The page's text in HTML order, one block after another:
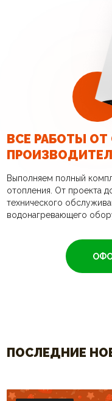
ВСЕ РАБОТЫ
Выполняем полный
отопления. От проекта
технического
водонагревающего
ПОСЛЕДНИЕ